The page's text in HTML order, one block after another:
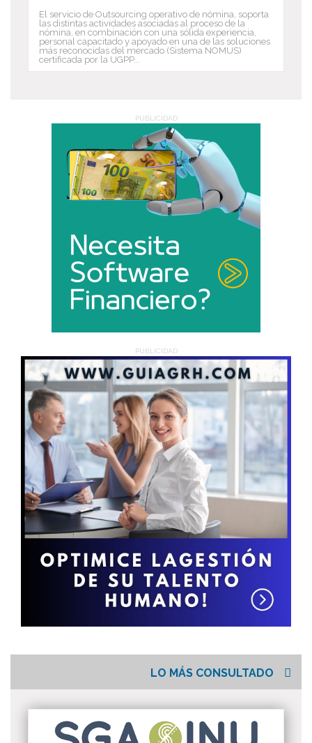
El servicio de Outsourcing operativo de nómina, soporta
las distintas actividades asociadas al proceso de la
nómina, en combinación con una sólida experiencia,
personal capacitado y apoyado en una de las soluciones
más reconocidas del mercado (Sistema NOMUS)
certificada por la UGPP...
PUBLICIDAD
PUBLICIDAD
LO MÁS CONSULTADO